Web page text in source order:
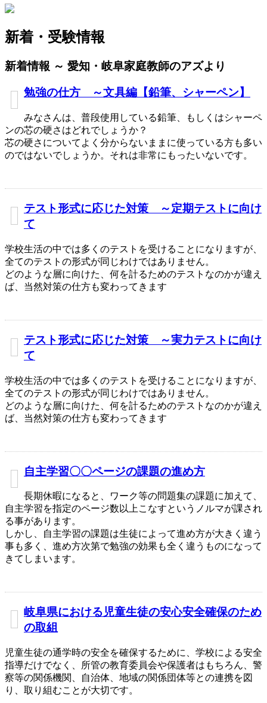
新着・受験情報
新着情報 ～ 愛知・岐阜家庭教師のアズより
勉強の仕方 ～文具編【鉛筆、シャーペン】
みなさんは、普段使用している鉛筆、もしくはシャーペ
ンの芯の硬さはどれでしょうか？
芯の硬さについてよく分からないままに使っている方も多い
のではないでしょうか。それは非常にもったいないです。
テスト形式に応じた対策 ～定期テストに向け
て
学校生活の中では多くのテストを受けることになりますが、
全てのテストの形式が同じわけではありません。
どのような層に向けた、何を計るためのテストなのかが違え
ば、当然対策の仕方も変わってきます
テスト形式に応じた対策 ～実力テストに向け
て
学校生活の中では多くのテストを受けることになりますが、
全てのテストの形式が同じわけではありません。
どのような層に向けた、何を計るためのテストなのかが違え
ば、当然対策の仕方も変わってきます
自主学習〇〇ページの課題の進め方
長期休暇になると、ワーク等の問題集の課題に加えて、
自主学習を指定のページ数以上こなすというノルマが課され
る事があります。
しかし、自主学習の課題は生徒によって進め方が大きく違う
事も多く、進め方次第で勉強の効果も全く違うものになって
きてしまいます。
岐阜県における児童生徒の安心安全確保のため
の取組
児童生徒の通学時の安全を確保するために、学校による安全
指導だけでなく、所管の教育委員会や保護者はもちろん、警
察等の関係機関、自治体、地域の関係団体等との連携を図
り、取り組むことが大切です。